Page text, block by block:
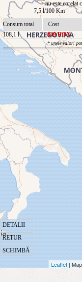
DETALII
RETUR
SCHIMBĂ
7,5 l/100 Km
Consum total
Cost
108,1 l
849 RON
* unele valori